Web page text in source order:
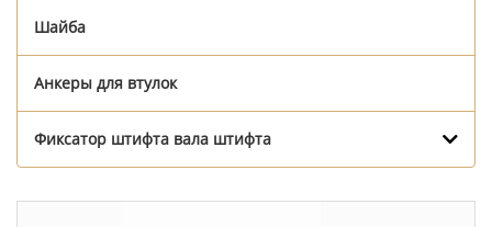
Шайба
Анкеры для втулок
Фиксатор штифта вала штифта